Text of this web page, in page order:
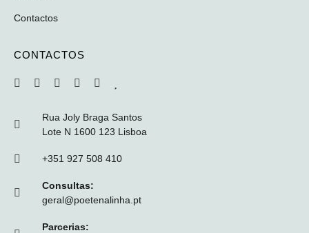
Contactos
CONTACTOS
Rua Joly Braga Santos
Lote N 1600 123 Lisboa
+351 927 508 410
Consultas:
geral@poetenalinha.pt
Parcerias: